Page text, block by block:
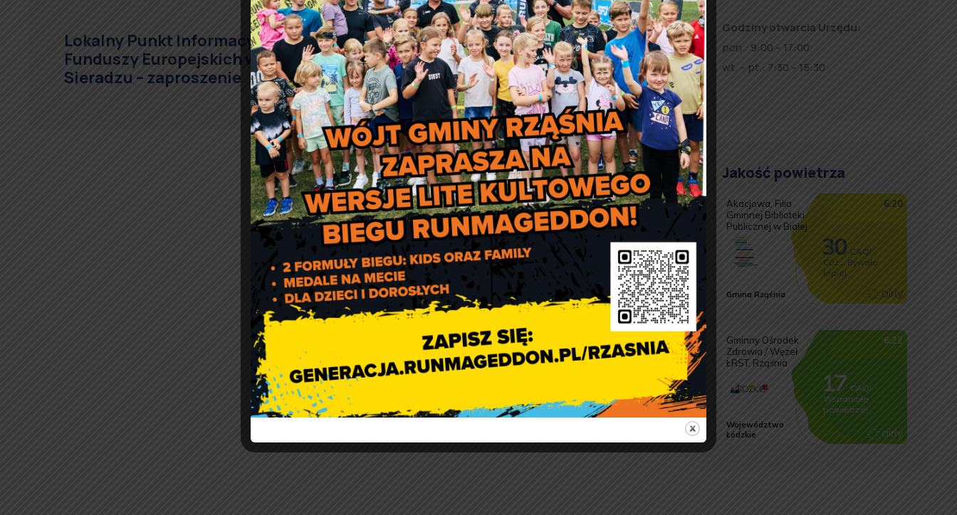
Lokalny Punkt Informacyjny
Funduszy Europejskich w
Sieradzu – zaproszenie
Opracowywanie Planu
Gospodarki Niskoemisyjnej –
ankieta
Godziny otwarcia Urzędu:
pon.: 9:00 – 17:00
wt. – pt.: 7:30 – 15:30
Jakość powietrza